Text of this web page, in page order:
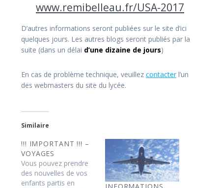
www.remibelleau.fr/USA-2017
D’autres informations seront publiées sur le site d’ici
quelques jours. Les autres blogs seront publiés par la
suite (dans un délai d’une dizaine de jours)
En cas de problème technique, veuillez contacterl’un
des webmasters du site du lycée.
Similaire
!!! IMPORTANT !!! –
VOYAGES
Vous pouvez prendre
des nouvelles de vos
enfants partis en
INFORMATIONS